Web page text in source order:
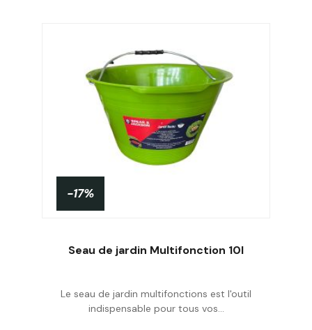
Acheter
-17%
Seau de jardin Multifonction 10l
Le seau de jardin multifonctions est l'outil
indispensable pour tous vos...